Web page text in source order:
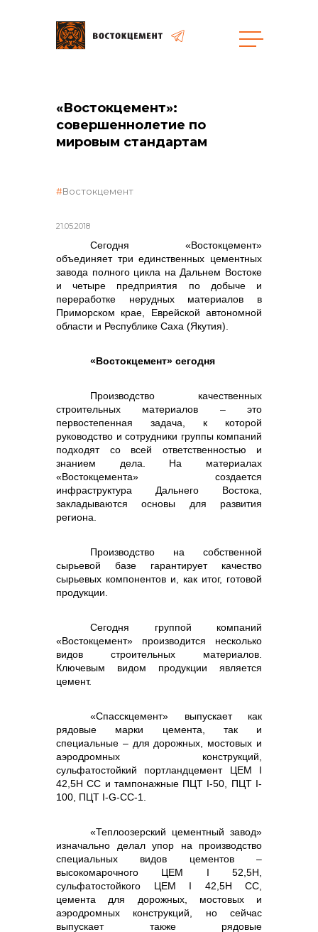
общая информация
объявленные закупки
реализация неликвидов
контакты отдела закупок
Контакты
+7 (423) 234 50 50
«Востокцемент»:
совершеннолетие по
мировым стандартам
21.05.2018
Востокцемент
Сегодня «Востокцемент»
объединяет три единственных цементных
завода полного цикла на Дальнем Востоке
и четыре предприятия по добыче и
переработке нерудных материалов в
Приморском крае, Еврейской автономной
области и Республике Саха (Якутия).
«Востокцемент» сегодня
Производство качественных
строительных материалов – это
первостепенная задача, к которой
руководство и сотрудники группы компаний
подходят со всей ответственностью и
знанием дела. На материалах
«Востокцемента» создается
инфраструктура Дальнего Востока,
закладываются основы для развития
региона.
Производство на собственной
сырьевой базе гарантирует качество
сырьевых компонентов и, как итог, готовой
продукции.
Сегодня группой компаний
«Востокцемент» производится несколько
видов строительных материалов.
Ключевым видом продукции является
цемент.
«Спасскцемент» выпускает как
рядовые марки цемента, так и
специальные – для дорожных, мостовых и
аэродромных конструкций,
сульфатостойкий портландцемент ЦЕМ I
42,5Н СС и тампонажные ПЦТ I-50, ПЦТ I-
100, ПЦТ I-G-СС-1.
«Теплоозерский цементный завод»
изначально делал упор на производство
специальных видов цементов –
высокомарочного ЦЕМ I 52,5Н,
сульфатостойкого ЦЕМ I 42,5Н СС,
цемента для дорожных, мостовых и
аэродромных конструкций, но сейчас
выпускает также рядовые